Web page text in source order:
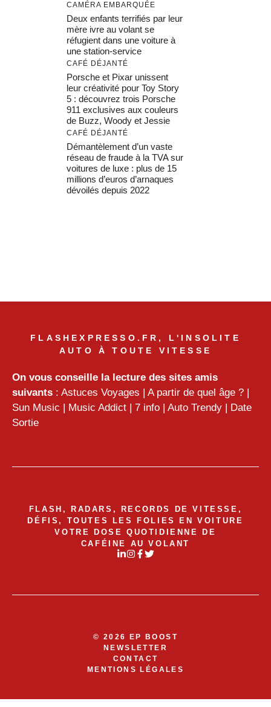
CAMÉRA EMBARQUÉE
Deux enfants terrifiés par leur
mère ivre au volant se
réfugient dans une voiture à
une station-service
CAFÉ DÉJANTÉ
Porsche et Pixar unissent
leur créativité pour Toy Story
5 : découvrez trois Porsche
911 exclusives aux couleurs
de Buzz, Woody et Jessie
CAFÉ DÉJANTÉ
Démantèlement d’un vaste
réseau de fraude à la TVA sur
voitures de luxe : plus de 15
millions d’euros d’arnaques
dévoilés depuis 2022
FLASHEXPRESSO.FR, L'INSOLITE
AUTO À TOUTE VITESSE
On vous conseille la lecture des sites amis
suivants : Astuces Voyages | A partir de quel âge ? |
Sun Music | Music Addict | 7 info | Auto Trendy | Date
Sortie
FLASH, RADARS, RECORDS DE VITESSE,
DÉFIS, TOUTES LES FOLIES EN VOITURE
VOTRE DOSE QUOTIDIENNE DE
CAFÉINE AU VOLANT
© 2026 EP BOOST
NEWSLETTER
CONTACT
MENTIONS LÉGALES